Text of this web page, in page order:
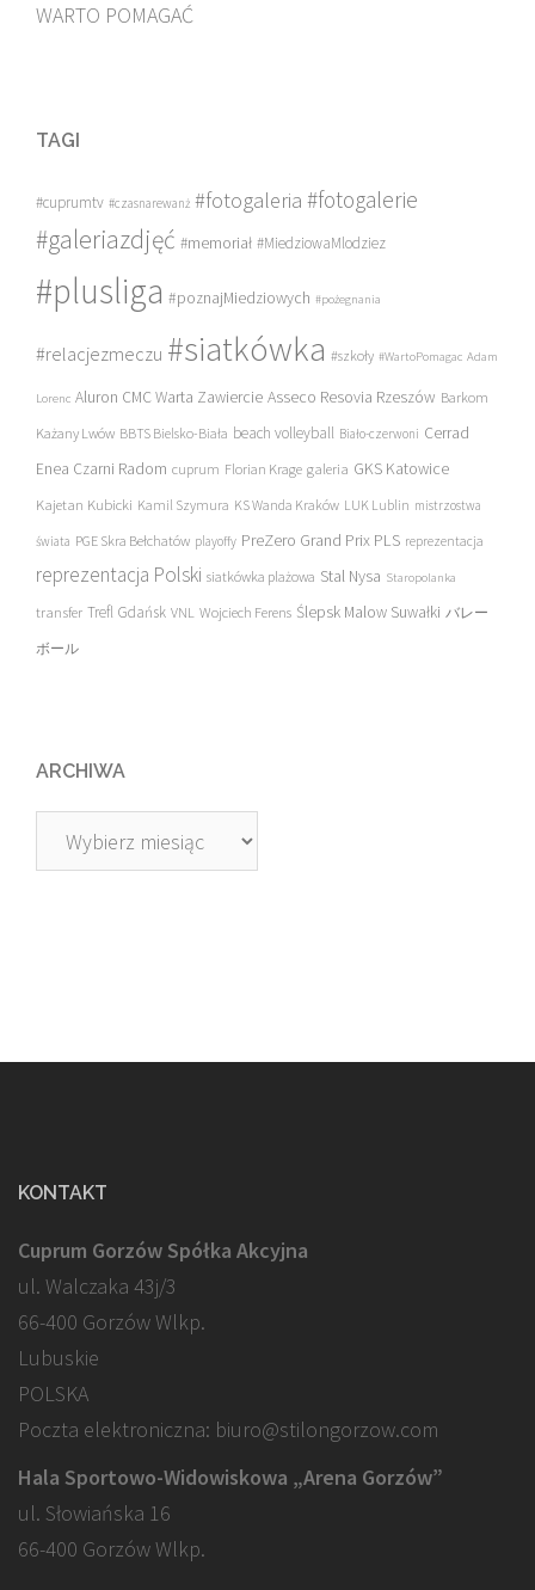
WARTO POMAGAĆ
TAGI
#cuprumtv #czasnarewanż #fotogaleria #fotogalerie
#galeriazdjęć #memoriał #MiedziowaMlodziez
#plusliga #poznajMiedziowych #pożegnania
#relacjezmeczu #siatkówka #szkoły #WartoPomagac Adam
Lorenc Aluron CMC Warta Zawiercie Asseco Resovia Rzeszów Barkom
Każany Lwów BBTS Bielsko-Biała beach volleyball Biało-czerwoni Cerrad
Enea Czarni Radom cuprum Florian Krage galeria GKS Katowice
Kajetan Kubicki Kamil Szymura KS Wanda Kraków LUK Lublin mistrzostwa
świata PGE Skra Bełchatów playoffy PreZero Grand Prix PLS reprezentacja
reprezentacja Polski siatkówka plażowa Stal Nysa Staropolanka
transfer Trefl Gdańsk VNL Wojciech Ferens Ślepsk Malow Suwałki バレー
ボール
ARCHIWA
Archiwa
KONTAKT
Cuprum Gorzów Spółka Akcyjna
ul. Walczaka 43j/3
66-400 Gorzów Wlkp.
Lubuskie
POLSKA
Poczta elektroniczna: biuro@stilongorzow.com
Hala Sportowo-Widowiskowa „Arena Gorzów”
ul. Słowiańska 16
66-400 Gorzów Wlkp.